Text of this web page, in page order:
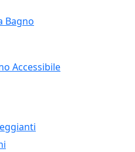
Bagno
Accessibile